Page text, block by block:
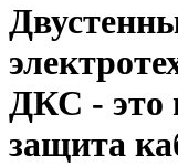
ДКС - это
защита